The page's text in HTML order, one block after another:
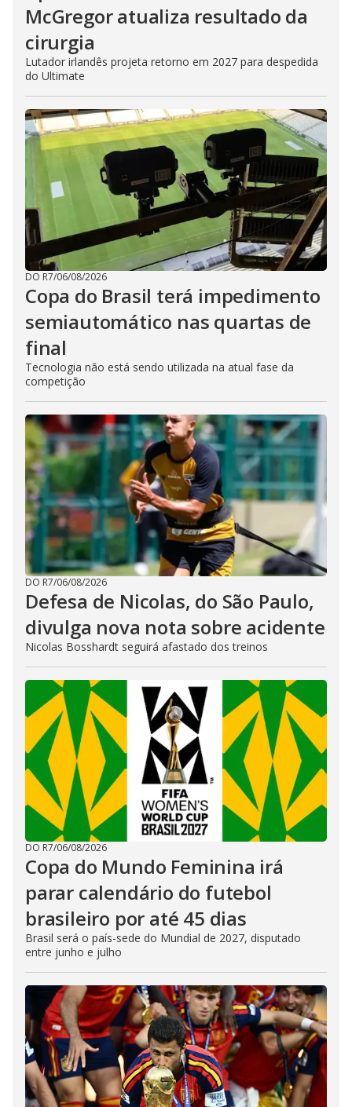
McGregor atualiza resultado da
cirurgia
Lutador irlandês projeta retorno em 2027 para despedida
do Ultimate
DO R7/06/08/2026
Copa do Brasil terá impedimento
semiautomático nas quartas de
final
Tecnologia não está sendo utilizada na atual fase da
competição
DO R7/06/08/2026
Defesa de Nicolas, do São Paulo,
divulga nova nota sobre acidente
Nicolas Bosshardt seguirá afastado dos treinos
DO R7/06/08/2026
Copa do Mundo Feminina irá
parar calendário do futebol
brasileiro por até 45 dias
Brasil será o país-sede do Mundial de 2027, disputado
entre junho e julho